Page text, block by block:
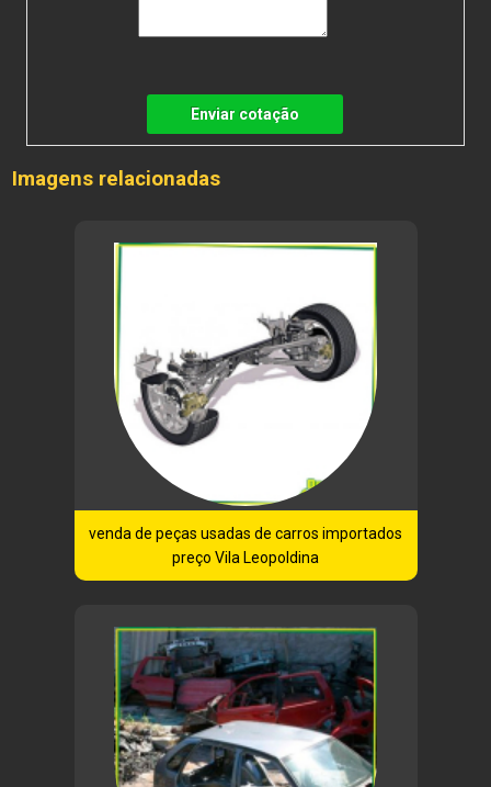
Enviar cotação
Imagens relacionadas
venda de peças usadas de carros importados
preço Vila Leopoldina